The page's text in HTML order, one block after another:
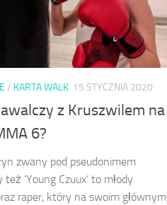
/ KARTA WALK 15 STYCZNIA 2020
z Kruszwilem na
6?
zwany pod pseudonimem
też ’Young Czuux’ to młody
raper, który na swoim głównym